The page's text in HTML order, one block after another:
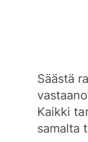
Säästä
Kaikki
samalta